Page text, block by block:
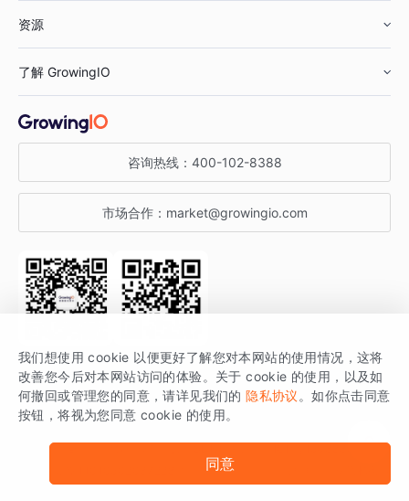
鞋服行业
汽车行业
金融行业
智能运营
获客分析
资源
增长公开课
增长博客
开发者文档
SDK 文档
场景指南
了解 GrowingIO
关于 GrowingIO
增长大会
行业活动
咨询热线： 400-102-8388
市场合作： market@growingio.com
关注公众号 获取更多干货
GrowingIO 是专注于数据智能分析与增长的品牌，核心平台为 GrowingIO
分析云。
版权所有 © 北京易数科技有限公司
我们想使用 cookie 以便更好了解您对本网站的使用情况，这将
改善您今后对本网站访问的体验。关于 cookie 的使用，以及如
何撤回或管理您的同意，请详见我们的 隐私协议 。如你点击同意
按钮，将视为您同意 cookie 的使用。
同意